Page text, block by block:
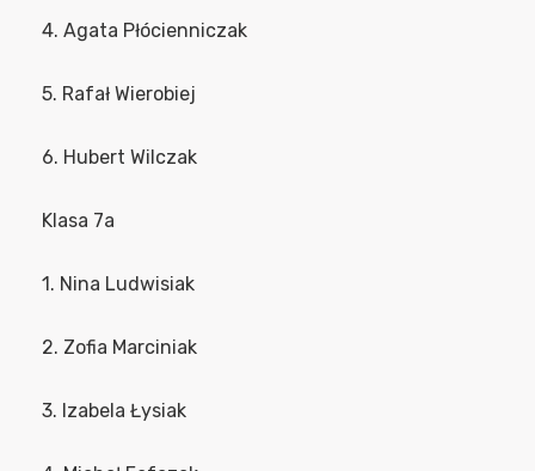
4. Agata Płócienniczak
5. Rafał Wierobiej
6. Hubert Wilczak
Klasa 7a
1. Nina Ludwisiak
2. Zofia Marciniak
3. Izabela Łysiak